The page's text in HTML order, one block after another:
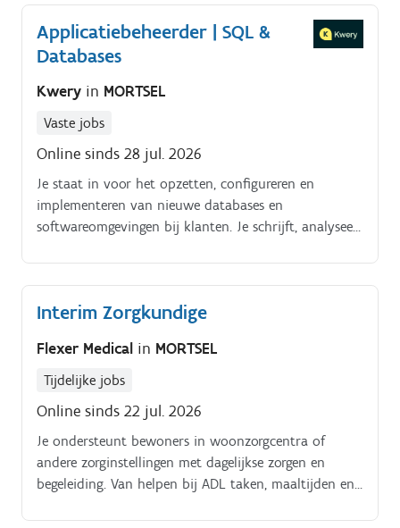
technische en isometrische plannen.
Applicatiebeheerder | SQL &
Databases
Kwery in MORTSEL
Vaste jobs
Online sinds 28 jul. 2026
Je staat in voor het opzetten, configureren en
implementeren van nieuwe databases en
softwareomgevingen bij klanten. Je schrijft, analyseert
verbeteren.
Interim Zorgkundige
Flexer Medical in MORTSEL
Tijdelijke jobs
Online sinds 22 jul. 2026
Je ondersteunt bewoners in woonzorgcentra of
andere zorginstellingen met dagelijkse zorgen en
begeleiding. Van helpen bij ADL taken, maaltijden en